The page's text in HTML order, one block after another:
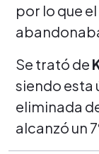
por lo que
Se trató de
siendo
eliminada
alcanzó un